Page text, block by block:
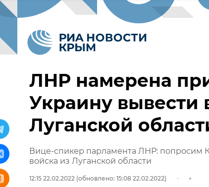
ЛНР намерена
Украину вывести
Луганской
Вице-спикер парламента ЛНР: попросим
войска из Луганской области
12:15 22.02.2022 (обновлено: 15:08 22.02.2022)